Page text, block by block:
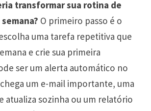
transformar sua rotina de
O primeiro passo é o
uma tarefa repetitiva que
e crie sua primeira
ser um alerta automático no
um e-mail importante, uma
atualiza sozinha ou um relatório